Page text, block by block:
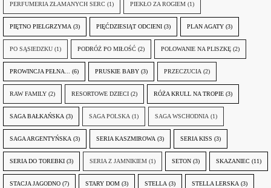
PERFUMERIA ZŁAMANYCH SERC (1) PIEKŁO ZA ROGIEM (1)
PIĘTNO PIELGRZYMA (3) PIĘĆDZIESIĄT ODCIENI (3) PLAN AGATY (3)
PO SĄSIEDZKU (1) PODRÓŻ PO MIŁOŚĆ (2) POLOWANIE NA PLISZKĘ (2)
PROWINCJA PEŁNA... (6) PRUSKIE BABY (3) PRZECZUCIA (2)
RAW FAMILY (2) RESORTOWE DZIECI (2) RÓŻA KRULL NA TROPIE (3)
SAGA BAŁKAŃSKA (3) SAGA POLSKA (1) SAGA WSCHODNIA (1)
SAGA ARGENTYŃSKA (3) SERIA KASZMIROWA (3) SERIA KISS (3)
SERIA DO TOREBKI (3) SERIA Z JAMNIKIEM (1) SETON (3) SKAZANIEC (11)
STACJA JAGODNO (7) STARY DOM (3) STELLA (3) STELLA LERSKA (3)